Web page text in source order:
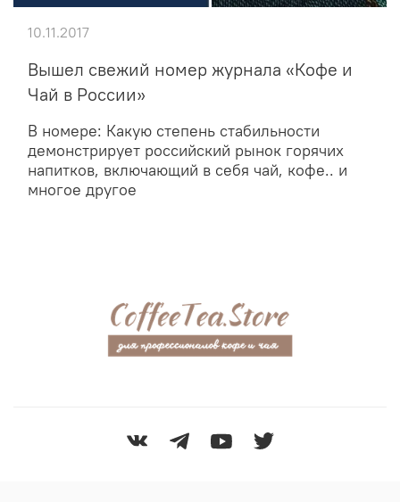
Вышел свежий номер журнала «Кофе и
Чай в России»
В номере: Какую степень стабильности
демонстрирует российский рынок горячих
напитков, включающий в себя чай, кофе.. и
многое другое
10.11.2017